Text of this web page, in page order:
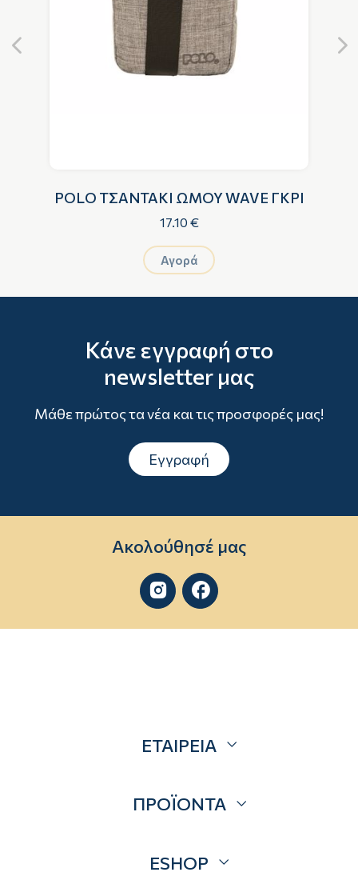
POLO ΤΣΑΝΤΑΚΙ ΩΜΟΥ WAVE ΓΚΡΙ
17.10 €
Αγορά
Κάνε εγγραφή στο
newsletter μας
Μάθε πρώτος τα νέα και τις προσφορές μας!
Εγγραφή
Ακολούθησέ μας
 
ΕΤΑΙΡΕΙΑ
Επικοινωνία
ΠΡΟΪΟΝΤΑ
Brands
ESHOP